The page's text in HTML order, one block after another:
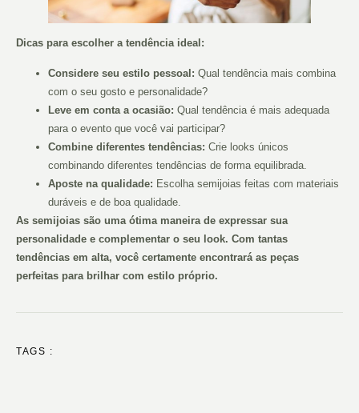
Dicas para escolher a tendência ideal:
Considere seu estilo pessoal: Qual tendência mais combina
com o seu gosto e personalidade?
Leve em conta a ocasião: Qual tendência é mais adequada
para o evento que você vai participar?
Combine diferentes tendências: Crie looks únicos
combinando diferentes tendências de forma equilibrada.
Aposte na qualidade: Escolha semijoias feitas com materiais
duráveis e de boa qualidade.
As semijoias são uma ótima maneira de expressar sua
personalidade e complementar o seu look. Com tantas
tendências em alta, você certamente encontrará as peças
perfeitas para brilhar com estilo próprio.
TAGS :